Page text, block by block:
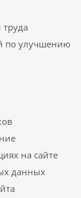
по улучшению
на сайте
данных